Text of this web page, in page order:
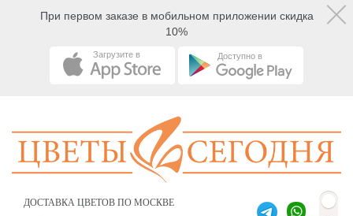
При первом заказе в мобильном приложении скидка
10%
Загрузите в Доступно в
ДОСТАВКА ЦВЕТОВ ПО МОСКВЕ